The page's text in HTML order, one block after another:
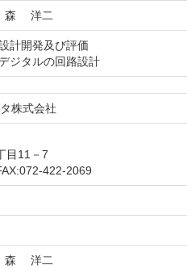
森 洋二
計開発及び評価
ジタルの回路設計
株式会社
目11－7
422-2069
森 洋二